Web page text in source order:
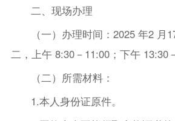
二、现场办理
（一）办理时间：2025 年2 月
二，上午 8:30－11:00；下午 13:30
（二）所需材料：
1.本人身份证原件。